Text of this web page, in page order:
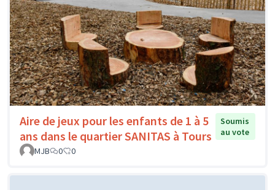
Aire de jeux pour les enfants de 1 à 5
ans dans le quartier SANITAS à Tours
Soumis
au vote
MJB
0 0